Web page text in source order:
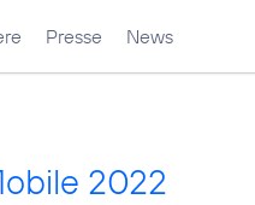
Presse News
2022